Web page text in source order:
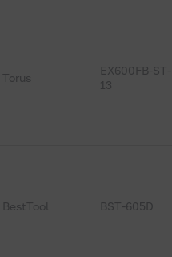
Torus
EX600FB-ST-
13
BestTool BST-605D